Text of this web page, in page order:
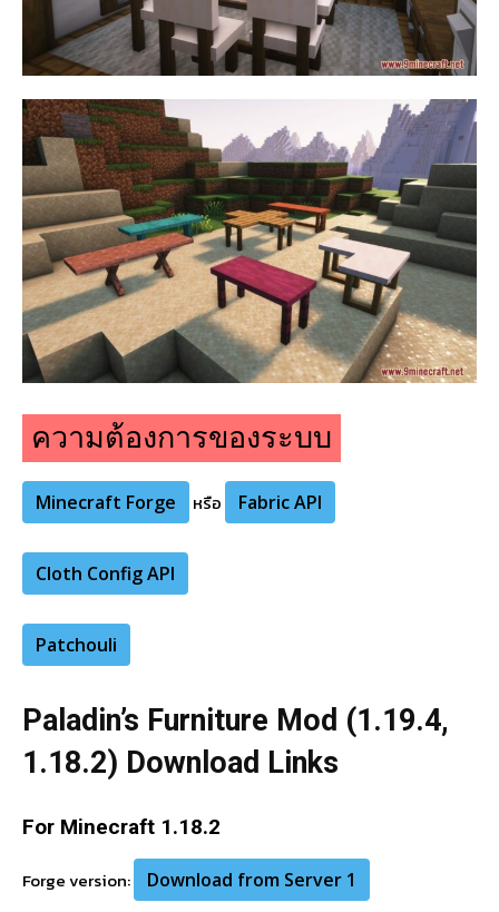
ความต้องการของระบบ
Minecraft Forge หรือ Fabric API
Cloth Config API
Patchouli
Paladin’s Furniture Mod (1.19.4,
1.18.2) Download Links
For Minecraft 1.18.2
Forge version: Download from Server 1